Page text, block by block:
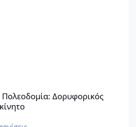
Πολεοδομία: Δορυφορικός